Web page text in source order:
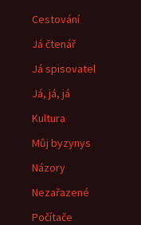
Cestování
Já čtenář
Já spisovatel
Já, já, já
Kultura
Můj byzynys
Názory
Nezařazené
Počítače